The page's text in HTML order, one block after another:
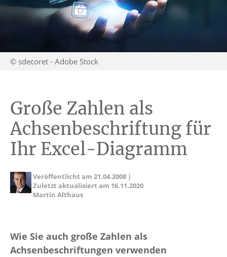
© sdecoret - Adobe Stock
Große Zahlen als
Achsenbeschriftung für
Ihr Excel-Diagramm
Veröffentlicht am21.04.2008 |
Zuletzt aktualisiert am 16.11.2020
Martin Althaus
Wie Sie auch große Zahlen als
Achsenbeschriftungen verwenden